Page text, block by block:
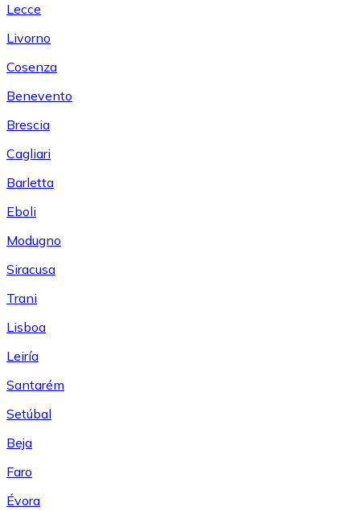
Lecce
Livorno
Cosenza
Benevento
Brescia
Cagliari
Barletta
Eboli
Modugno
Siracusa
Trani
Lisboa
Leiría
Santarém
Setúbal
Beja
Faro
Évora